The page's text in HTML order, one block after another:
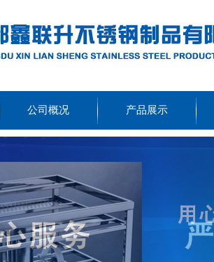
公司概况 产品展示